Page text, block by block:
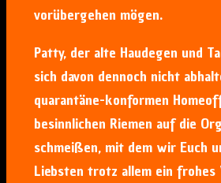
vorübergehen mögen.
Patty, der alte Haudegen und
sich davon dennoch nicht
quarantäne-konformen
besinnlichen Riemen auf die
schmeißen, mit dem wir Euch
Liebsten trotz allem ein